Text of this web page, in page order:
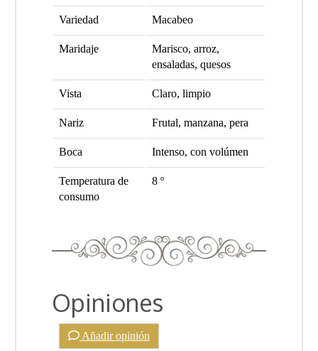
Variedad Macabeo
Maridaje
Marisco, arroz,
ensaladas, quesos
Vista Claro, limpio
Nariz Frutal, manzana, pera
Boca Intenso, con volúmen
Temperatura de
consumo
8 º
Opiniones
Añadir opinión